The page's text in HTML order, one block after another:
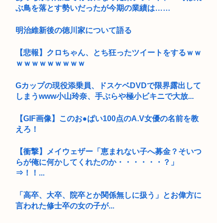
ぶ鳥を落とす勢いだったが今期の業績は……
明治維新後の徳川家について語る
【悲報】クロちゃん、とち狂ったツイートをするｗｗ
ｗｗｗｗｗｗｗｗｗ
Gカップの現役添乗員、ドスケベDVDで限界露出して
しまうwww小山玲奈、手ぶらや極小ビキニで大放...
【GIF画像】このお●ぱい100点のA.V女優の名前を教
えろ！
【衝撃】メイウェザー「恵まれない子へ募金？そいつ
らが俺に何かしてくれたのか・・・・・・？」
⇒！！...
「高卒、大卒、院卒とか関係無しに扱う」とお偉方に
言われた修士卒の女の子が...